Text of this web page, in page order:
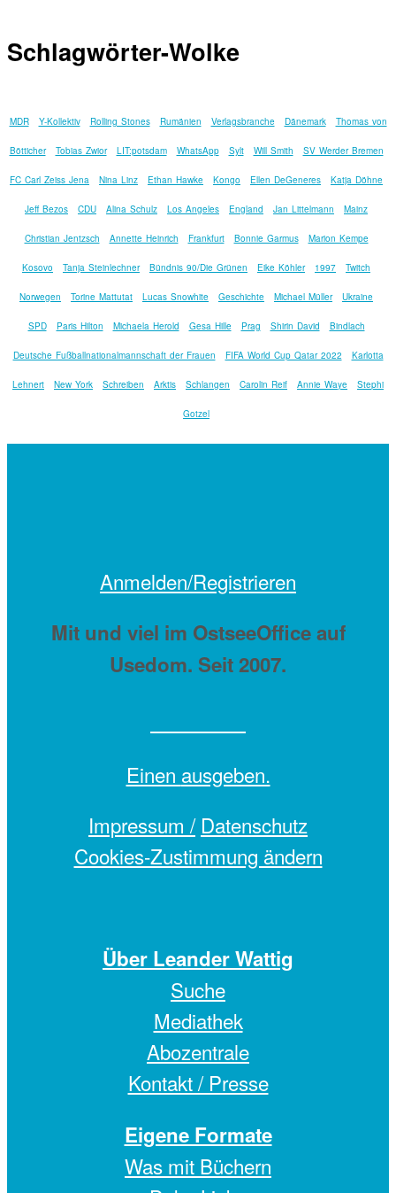
Schlagwörter-Wolke
MDR Y-Kollektiv Rolling Stones Rumänien Verlagsbranche Dänemark Thomas von
Bötticher Tobias Zwior LIT:potsdam WhatsApp Sylt Will Smith SV Werder Bremen
FC Carl Zeiss Jena Nina Linz Ethan Hawke Kongo Ellen DeGeneres Katja Döhne
Jeff Bezos CDU Alina Schulz Los Angeles England Jan Littelmann Mainz
Christian Jentzsch Annette Heinrich Frankfurt Bonnie Garmus Marion Kempe
Kosovo Tanja Steinlechner Bündnis 90/Die Grünen Eike Köhler 1997 Twitch
Norwegen Torine Mattutat Lucas Snowhite Geschichte Michael Müller Ukraine
SPD Paris Hilton Michaela Herold Gesa Hille Prag Shirin David Bindlach
Deutsche Fußballnationalmannschaft der Frauen FIFA World Cup Qatar 2022 Karlotta
Lehnert New York Schreiben Arktis Schlangen Carolin Reif Annie Waye Stephi
Gotzel
Anmelden/Registrieren
Mit und viel im OstseeOffice auf
Usedom. Seit 2007.
Einen ausgeben.
Impressum / Datenschutz
Cookies-Zustimmung ändern
Über Leander Wattig
Suche
Mediathek
Abozentrale
Kontakt / Presse
Eigene Formate
Was mit Büchern